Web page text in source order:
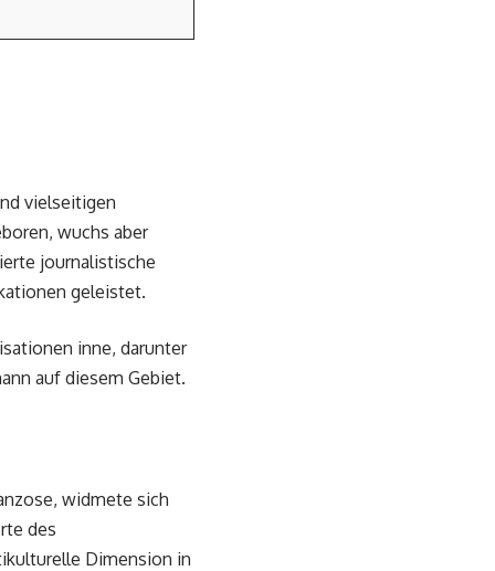
vielseitigen
wuchs aber
journalistische
geleistet.
inne, darunter
auf diesem Gebiet.
widmete sich
des
Dimension in